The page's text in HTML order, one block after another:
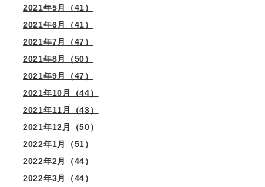
2021年5月（41）
2021年6月（41）
2021年7月（47）
2021年8月（50）
2021年9月（47）
2021年10月（44）
2021年11月（43）
2021年12月（50）
2022年1月（51）
2022年2月（44）
2022年3月（44）